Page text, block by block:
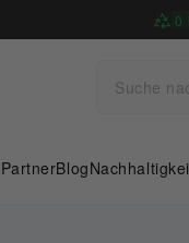
0
PartnerBlog